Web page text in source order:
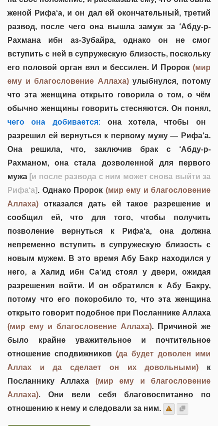
женой Рифа‘а, и он дал ей окончательный, третий
развод, после чего она вышла замуж за ‘Абду-р-
Рахмана ибн аз-Зубайра, однако он не смог
вступить с ней в супружескую близость, поскольку
его половой орган вял и бессилен. И Пророк (мир
ему и благословение Аллаха)улыбнулся, потому
что эта женщина открыто говорила о том, о чём
обычно женщины говорить стесняются. Он понял,
чего она добивается: она хотела, чтобы он
разрешил ей вернуться к первому мужу — Рифа‘а.
Она решила, что, заключив брак с ‘Абду-р-
Рахманом, она стала дозволенной для первого
мужа [и после развода с ним может снова выйти за
Рифа‘а]. Однако Пророк (мир ему и благословение
Аллаха) отказался дать ей такое разрешение и
сообщил ей, что для того, чтобы получить
позволение вернуться к Рифа‘а, она должна
непременно вступить в супружескую близость с
новым мужем. В это время Абу Бакр находился у
него, а Халид ибн Са‘ид стоял у двери, ожидая
разрешения войти. И он обратился к Абу Бакру,
потому что его покоробило то, что эта женщина
открыто говорит подобное при Посланнике Аллаха
(мир ему и благословение Аллаха). Причиной же
было крайне уважительное и почтительное
отношение сподвижников (да будет доволен ими
Аллах и да сделает он их довольными) к
Посланнику Аллаха (мир ему и благословение
Аллаха). Они вели себя благовоспитанно по
отношению к нему и следовали за ним.